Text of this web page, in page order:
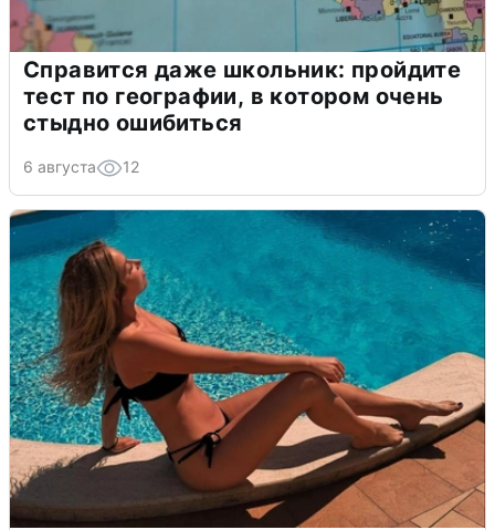
Справится даже школьник: пройдите
тест по географии, в котором очень
стыдно ошибиться
6 августа 12